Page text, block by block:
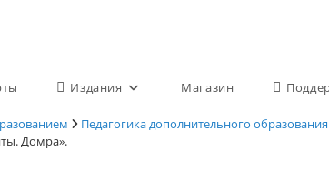
Издания Магазин
Педагогика дополнительного образования
Домра».